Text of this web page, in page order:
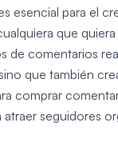
esencial para el
que
de comentarios
que también
comprar
atraer seguidores